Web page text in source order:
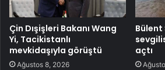
Çin Dışişleri Bakanı Wang
Yi, Tacikistanlı
mevkidaşıyla görüştü
Ağustos 8, 2026
Bülent
açtı